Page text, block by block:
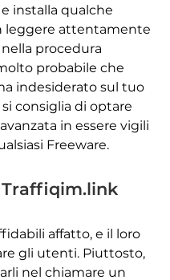
installa qualche
leggere attentamente
procedura
probabile che
indesiderato sul tuo
consiglia di optare
in essere vigili
Freeware.
affatto, e il loro
gli utenti. Piuttosto,
nel chiamare un